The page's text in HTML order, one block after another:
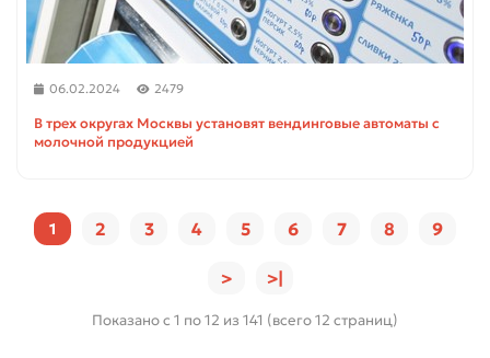
06.02.2024 2479
В трех округах Москвы установят вендинговые автоматы с
молочной продукцией
1 2 3 4 5 6 7 8 9
> >|
Показано с 1 по 12 из 141 (всего 12 страниц)